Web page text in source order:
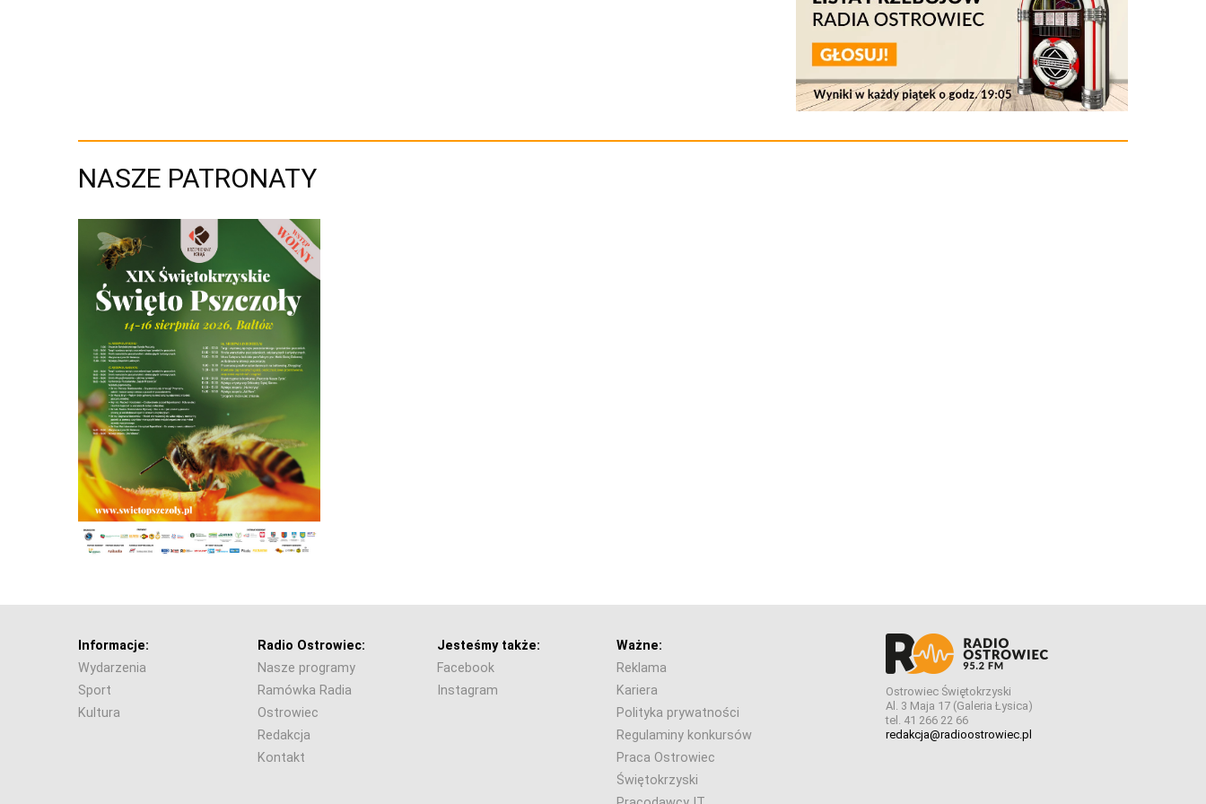
NASZE PATRONATY
Informacje:
Wydarzenia
Sport
Kultura
Radio Ostrowiec:
Nasze programy
Ramówka Radia
Ostrowiec
Redakcja
Kontakt
Jesteśmy także:
Facebook
Instagram
Ważne:
Reklama
Kariera
Polityka prywatności
Regulaminy konkursów
Praca Ostrowiec
Świętokrzyski
Ostrowiec Świętokrzyski
Al. 3 Maja 17 (Galeria Łysica)
tel. 41 266 22 66
redakcja@radioostrowiec.pl